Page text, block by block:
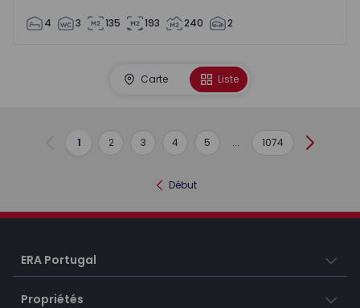
4 3 135 193 240 2
Carte Liste
Précédent
1 2 3 4 5 ... 1074 Suivant
Début
ERA Portugal
Propriétés